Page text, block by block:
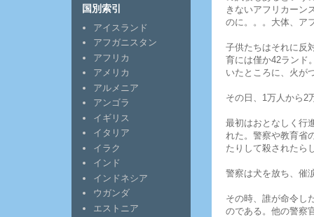
きないアフリカーン
のに。。。大体、ア
子供たちはそれに反
育には僅か42ランド
いたところに、火が
その日、1万人から2
最初はおとなしく行
れた。警察や教育省
たりして殺されたら
警察は犬を放ち、催
その時、誰が命令し
のである。他の警察
国別索引
アイスランド
アフガニスタン
アフリカ
アメリカ
アルメニア
アンゴラ
イギリス
イタリア
イラク
インド
インドネシア
ウガンダ
エストニア